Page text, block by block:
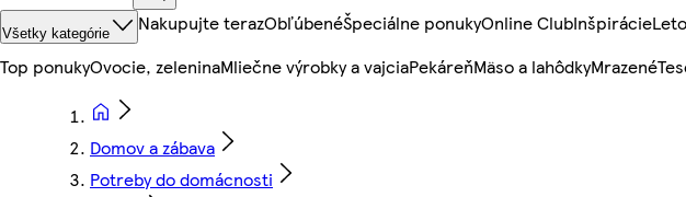
Všetky kategórie Nakupujte terazObľúbenéŠpeciálne ponukyOnline ClubInšpirácieLeto
Top ponukyOvocie, zeleninaMliečne výrobky a vajciaPekáreňMäso a lahôdkyMrazené
Domov a zábava
Potreby do domácnosti